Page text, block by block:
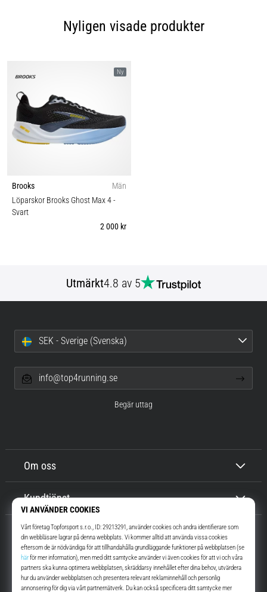
Nyligen visade produkter
Ny
Brooks
Män
Löparskor Brooks Ghost Max 4-
Svart
2 000 kr
Utmärkt4.8 av 5
Top4Running.se
I mer än 16 år vi har vi motiverat dig att gå ut och springa. Snabbare. Med
Om oss
Kundtjänst
SEK - Sverige (Svenska)
info@top4running.se
Begär uttag